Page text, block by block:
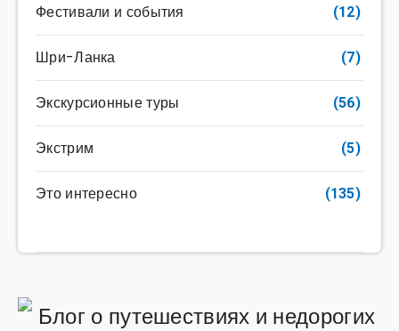
Фестивали и события (12)
Шри-Ланка (7)
Экскурсионные туры (56)
Экстрим (5)
Это интересно (135)